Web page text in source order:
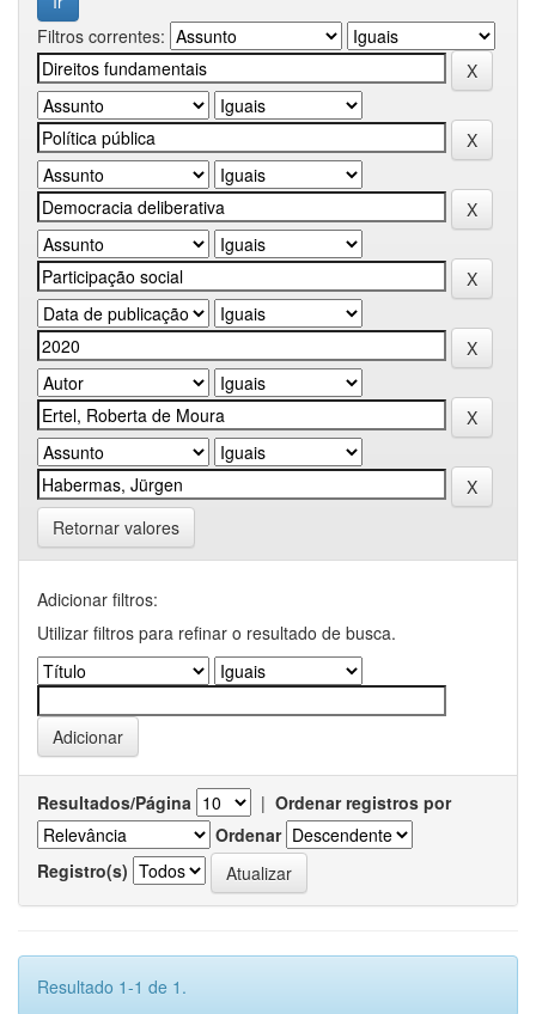
Filtros correntes:
Retornar valores
Adicionar filtros:
Utilizar filtros para refinar o resultado de busca.
Resultados/Página | Ordenar registros por
Ordenar
Registro(s)
Resultado 1-1 de 1.